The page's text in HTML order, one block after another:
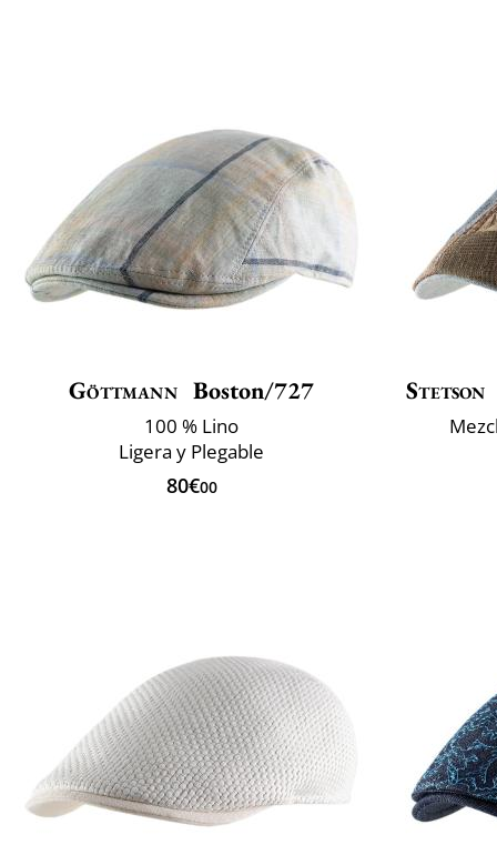
Göttmann Boston/727
100 % Lino
Ligera y Plegable
80€00
Stetson